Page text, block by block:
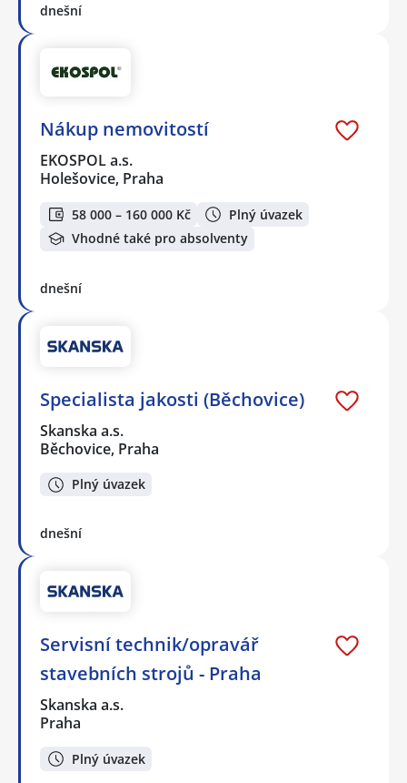
dnešní
Nákup nemovitostí
EKOSPOL a.s.
Holešovice, Praha
58 000 – 160 000 Kč
Plný úvazek
Vhodné také pro absolventy
dnešní
Specialista jakosti (Běchovice)
Skanska a.s.
Běchovice, Praha
Plný úvazek
dnešní
Servisní technik/opravář
stavebních strojů - Praha
Skanska a.s.
Praha
Plný úvazek